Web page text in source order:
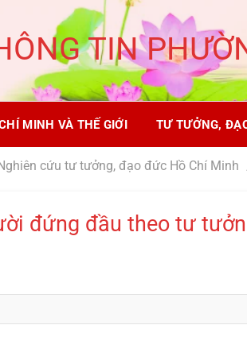
TIN
MINH VÀ THẾ GIỚI TƯ TƯỞNG,
cứu tư tưởng, đạo đức Hồ Chí Minh
đứng đầu theo tư